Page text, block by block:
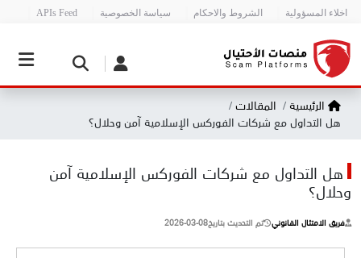
اخلاء المسؤولية الشروط والاحكام سياسة الخصوصية APIs Feed
الرئيسية
المقالات
هل التداول مع شركات الفوركس الإسلامية آمن وحلال؟
هل التداول مع شركات الفوركس الإسلامية آمن
وحلال؟
فريق الامتثال القانوني تم التحديث بتاريخ2026-03-08